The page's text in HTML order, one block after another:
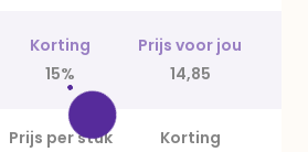
Korting
Prijs voor jou
15% 14,85
Prijs per stuk
Korting